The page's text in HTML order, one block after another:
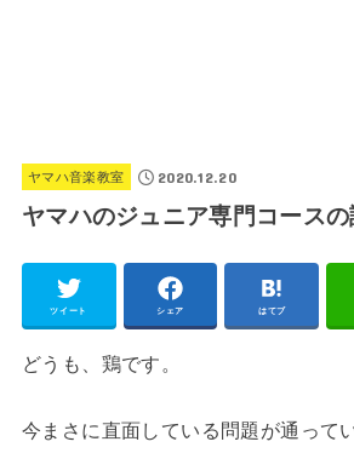
ヤマハ音楽教室 2020.12.20
ヤマハのジュニア専門コース
ツイート シェア はてブ
どうも、鶏です。
今まさに直面している問題が通って